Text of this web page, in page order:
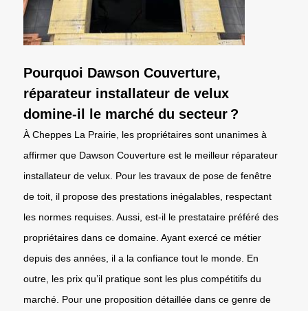
Pourquoi Dawson Couverture,
réparateur installateur de velux
domine-il le marché du secteur ?
À Cheppes La Prairie, les propriétaires sont unanimes à
affirmer que Dawson Couverture est le meilleur réparateur
installateur de velux. Pour les travaux de pose de fenêtre
de toit, il propose des prestations inégalables, respectant
les normes requises. Aussi, est-il le prestataire préféré des
propriétaires dans ce domaine. Ayant exercé ce métier
depuis des années, il a la confiance tout le monde. En
outre, les prix qu’il pratique sont les plus compétitifs du
marché. Pour une proposition détaillée dans ce genre de